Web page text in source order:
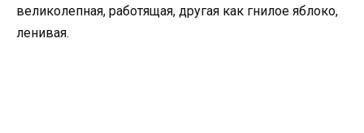
великолепная, работящая, другая как гнилое яблоко,
ленивая.